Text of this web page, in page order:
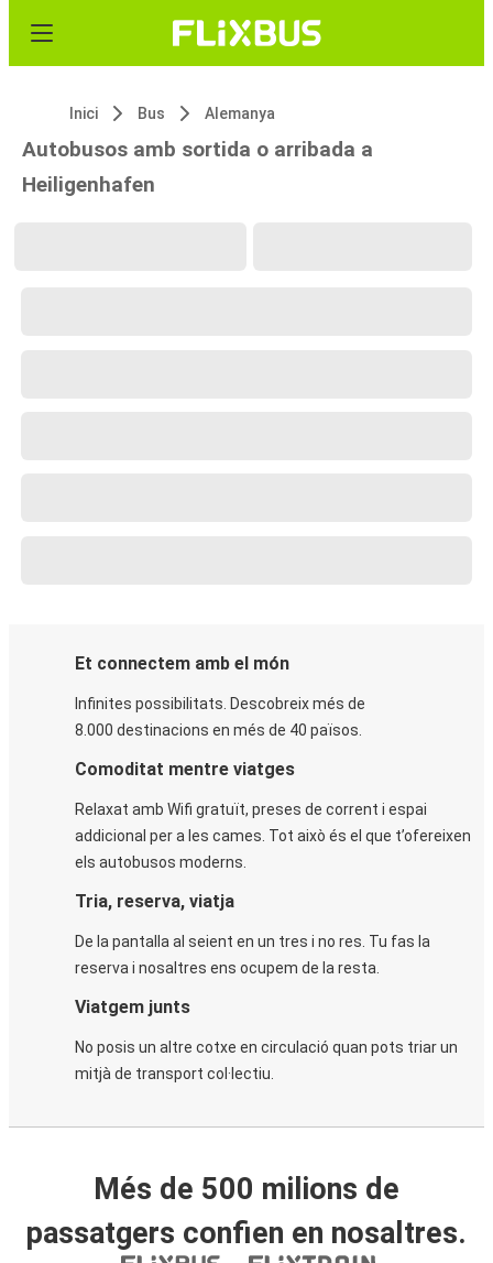
Inici Bus Alemanya
Autobusos amb sortida o arribada a
Heiligenhafen
Et connectem amb el món
Infinites possibilitats. Descobreix més de
8.000 destinacions en més de 40 països.
Comoditat mentre viatges
Relaxat amb Wifi gratuït, preses de corrent i espai
addicional per a les cames. Tot això és el que t’ofereixen
els autobusos moderns.
Tria, reserva, viatja
De la pantalla al seient en un tres i no res. Tu fas la
reserva i nosaltres ens ocupem de la resta.
Viatgem junts
No posis un altre cotxe en circulació quan pots triar un
mitjà de transport col·lectiu.
Més de 500 milions de
passatgers confien en nosaltres.